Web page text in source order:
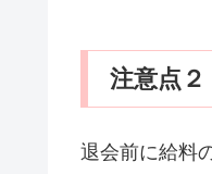
注意点
退会前に給料